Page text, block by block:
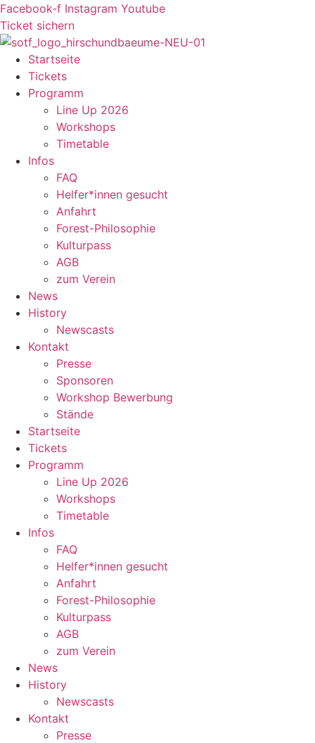
Zum
Inhalt
springen
Facebook-f Instagram Youtube
Ticket sichern
Startseite
Tickets
Programm
Line Up 2026
Workshops
Timetable
Infos
FAQ
Helfer*innen gesucht
Anfahrt
Forest-Philosophie
Kulturpass
AGB
zum Verein
News
History
Newscasts
Kontakt
Presse
Sponsoren
Workshop Bewerbung
Stände
Startseite
Tickets
Programm
Line Up 2026
Workshops
Timetable
Infos
FAQ
Helfer*innen gesucht
Anfahrt
Forest-Philosophie
Kulturpass
AGB
zum Verein
News
History
Newscasts
Kontakt
Presse